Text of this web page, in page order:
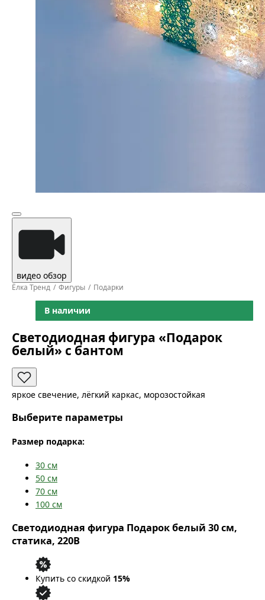
видео обзор
Ёлка Тренд Фигуры Подарки
В наличии
Светодиодная фигура «Подарок
белый» с бантом
яркое свечение, лёгкий каркас, морозостойкая
Выберите параметры
Размер подарка:
30 см
50 см
70 см
100 см
Светодиодная фигура Подарок белый 30 см,
статика, 220В
Купить со скидкой 15%